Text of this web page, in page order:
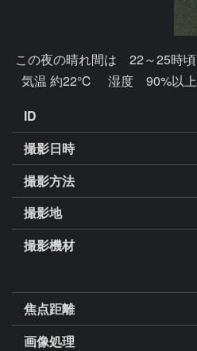
ID
撮影日時
撮影方法
撮影地
撮影機材
焦点距離
画像処理